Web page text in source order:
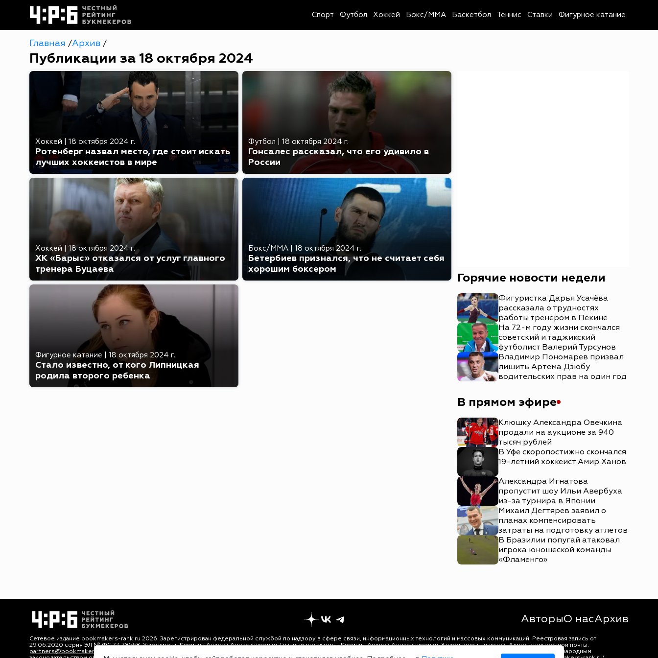
Спорт Футбол Хоккей Бокс/MMA Баскетбол Теннис Ставки Фигурное катание
Главная /Архив /
Публикации за 18 октября 2024
Хоккей 18 октября 2024 г.
Ротенберг назвал место, где стоит искать
лучших хоккеистов в мире
Футбол 18 октября 2024 г.
Гонсалес рассказал, что его удивило в
России
Хоккей 18 октября 2024 г.
ХК «Барыс» отказался от услуг главного
тренера Буцаева
Бокс/MMA 18 октября 2024 г.
Бетербиев признался, что не считает себя
хорошим боксером
Фигурное катание 18 октября 2024 г.
Стало известно, от кого Липницкая
родила второго ребенка
Горячие новости недели
Фигуристка Дарья Усачёва
рассказала о трудностях
работы тренером в Пекине
На 72-м году жизни скончался
советский и таджикский
футболист Валерий Турсунов
Владимир Пономарев призвал
лишить Артема Дзюбу
водительских прав на один год
В прямом эфире
Клюшку Александра Овечкина
продали на аукционе за 940
тысяч рублей
В Уфе скоропостижно скончался
19-летний хоккеист Амир Ханов
Александра Игнатова
пропустит шоу Ильи Авербуха
из-за турнира в Японии
Михаил Дегтярев заявил о
планах компенсировать
затраты на подготовку атлетов
В Бразилии попугай атаковал
игрока юношеской команды
«Фламенго»
АвторыО насАрхив
Сетевое издание bookmakers-rank.ru 2026. Зарегистрирован федеральной службой по надзору в сфере связи, информационных технологий и массовых коммуникаций. Реестровая запись от
29.06.2020 серия ЭЛ № ФС 77-78568. Учредитель Курицин Андрей Александрович. Главный редактор – Курицин Андрей Александрович. Запрещено для детей. Адрес электронной почты:
partners@bookmakers-rank.ru
, телефон редакции +7 (980) 683-96-60. Все права на любые материалы, опубликованные на сайте, защищены в соответствии с российским и международным